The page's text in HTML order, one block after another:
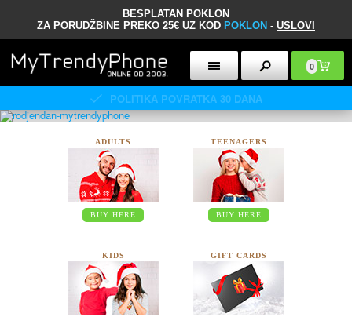
BESPLATAN POKLON
ZA PORUDŽBINE PREKO 25€ UZ KOD POKLON - USLOVI
0
POLITIKA POVRATKA 30 DANA
ADULTS
BUY HERE
TEENAGERS
BUY HERE
KIDS GIFT CARDS